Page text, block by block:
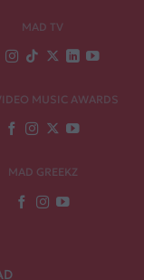
MAD TV
MUSIC AWARDS
MAD GREEKZ